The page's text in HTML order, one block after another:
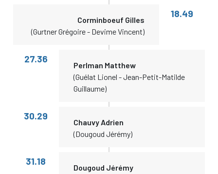
Corminboeuf Gilles
(Gurtner Grégoire - Devime Vincent)
18.49
27.36
Perlman Matthew
(Guélat Lionel - Jean-Petit-Matilde
Guillaume)
30.29
Chauvy Adrien
(Dougoud Jérémy)
31.18
Dougoud Jérémy